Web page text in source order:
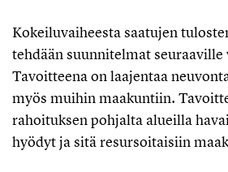
Kokeiluvaiheesta saatujen
tehdään suunnitelmat seuraaville
Tavoitteena on laajentaa
myös muihin maakuntiin.
rahoituksen pohjalta alueilla
hyödyt ja sitä resursoitaisiin